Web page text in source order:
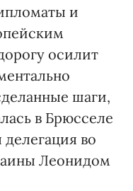
и
осилит
шаги,
в Брюсселе
во
Леонидом